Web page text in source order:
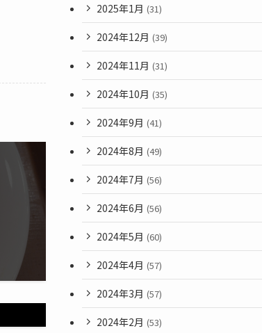
2025年1月 (31)
2024年12月 (39)
2024年11月 (31)
2024年10月 (35)
2024年9月 (41)
2024年8月 (49)
2024年7月 (56)
2024年6月 (56)
2024年5月 (60)
2024年4月 (57)
2024年3月 (57)
2024年2月 (53)